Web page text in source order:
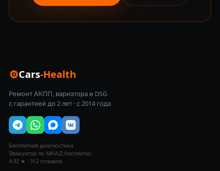
⚙Cars-Health
Ремонт АКПП, вариатора и DSG
с гарантией до 2 лет · с 2014 года
Бесплатная диагностика
Эвакуатор по МКАД бесплатно
4.92 ★ · 312 отзывов